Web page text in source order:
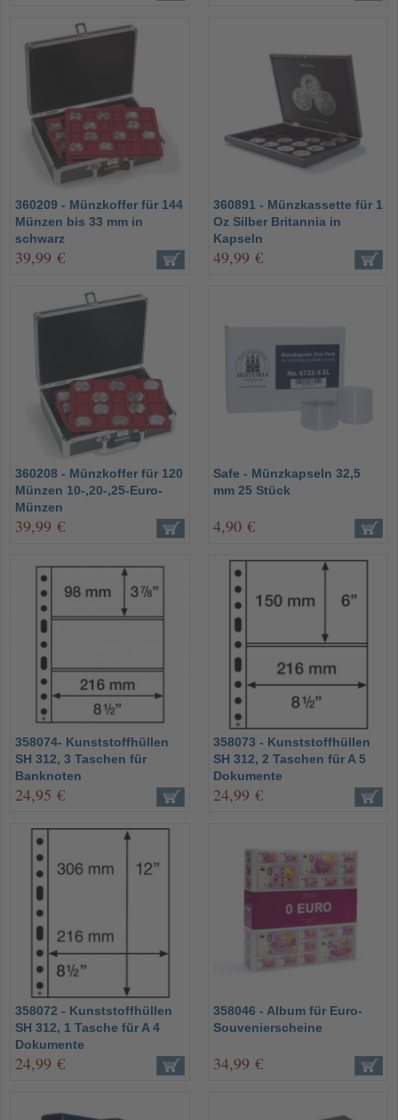
360209 - Münzkoffer für 144
Münzen bis 33 mm in
schwarz
39,99 €
360891 - Münzkassette für 1
Oz Silber Britannia in
Kapseln
49,99 €
360208 - Münzkoffer für 120
Münzen 10-,20-,25-Euro-
Münzen
39,99 €
Safe - Münzkapseln 32,5
mm 25 Stück
4,90 €
358074- Kunststoffhüllen
SH 312, 3 Taschen für
Banknoten
24,95 €
358073 - Kunststoffhüllen
SH 312, 2 Taschen für A 5
Dokumente
24,99 €
358072 - Kunststoffhüllen
SH 312, 1 Tasche für A 4
Dokumente
24,99 €
358046 - Album für Euro-
Souvenierscheine
34,99 €